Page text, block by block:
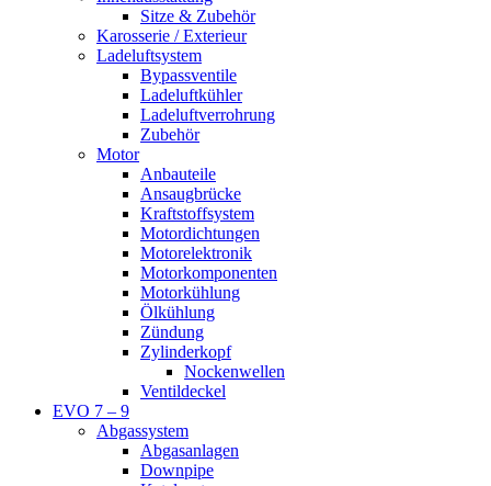
Sitze & Zubehör
Karosserie / Exterieur
Ladeluftsystem
Bypassventile
Ladeluftkühler
Ladeluftverrohrung
Zubehör
Motor
Anbauteile
Ansaugbrücke
Kraftstoffsystem
Motordichtungen
Motorelektronik
Motorkomponenten
Motorkühlung
Ölkühlung
Zündung
Zylinderkopf
Nockenwellen
Ventildeckel
EVO 7 – 9
Abgassystem
Abgasanlagen
Downpipe